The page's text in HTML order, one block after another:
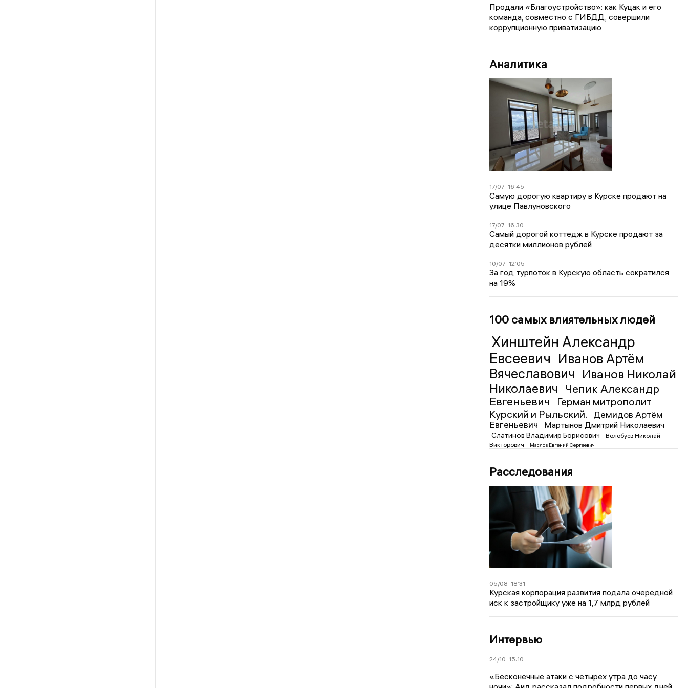
Продали «Благоустройство»: как Куцак и его
команда, совместно с ГИБДД, совершили
коррупционную приватизацию
Аналитика
17/07 16:45
Самую дорогую квартиру в Курске продают на
улице Павлуновского
17/07 16:30
Самый дорогой коттедж в Курске продают за
десятки миллионов рублей
10/07 12:05
За год турпоток в Курскую область сократился
на 19%
100 самых влиятельных людей
Хинштейн Александр
Евсеевич Иванов Артём
Вячеславович Иванов Николай
Николаевич Чепик Александр
Евгеньевич
Герман митрополит
Курский и Рыльский.
Демидов Артём
Евгеньевич
Мартынов Дмитрий Николаевич
Слатинов Владимир Борисович
Волобуев Николай
Викторович
Маслов Евгений Сергеевич
Расследования
05/08 18:31
Курская корпорация развития подала очередной
иск к застройщику уже на 1,7 млрд рублей
Интервью
24/10 15:10
«Бесконечные атаки с четырех утра до часу